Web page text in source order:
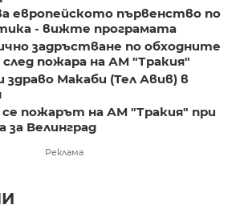
европейското първенство по
- вижте програмата
задръстване по обходните
пожара на АМ "Тракия"
здраво Макаби (Тел Авив) в
се пожарът на АМ "Тракия" при
Велинград
Реклама